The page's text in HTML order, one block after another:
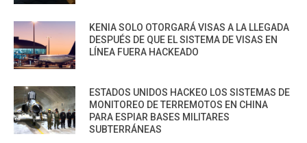
KENIA SOLO OTORGARÁ VISAS A LA LLEGADA
DESPUÉS DE QUE EL SISTEMA DE VISAS EN
LÍNEA FUERA HACKEADO
ESTADOS UNIDOS HACKEO LOS SISTEMAS DE
MONITOREO DE TERREMOTOS EN CHINA
PARA ESPIAR BASES MILITARES
SUBTERRÁNEAS